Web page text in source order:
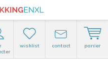
wishlist contact panier